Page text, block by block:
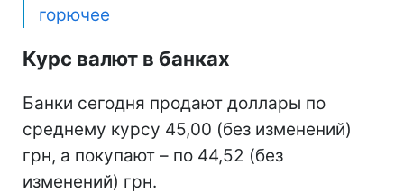
горючее
Курс валют в банках
Банки сегодня продают доллары по
среднему курсу 45,00 (без изменений)
грн, а покупают – по 44,52 (без
изменений) грн.